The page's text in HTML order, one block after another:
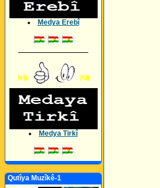
Medya Erebî
Medya Tirkî
Qutîya Muzîkê-1